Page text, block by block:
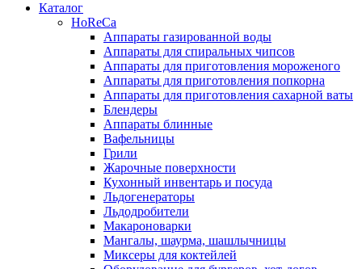
Каталог
HoReCa
Аппараты газированной воды
Аппараты для спиральных чипсов
Аппараты для приготовления мороженого
Аппараты для приготовления попкорна
Аппараты для приготовления сахарной ваты
Блендеры
Аппараты блинные
Вафельницы
Грили
Жарочные поверхности
Кухонный инвентарь и посуда
Льдогенераторы
Льдодробители
Макароноварки
Мангалы, шаурма, шашлычницы
Миксеры для коктейлей